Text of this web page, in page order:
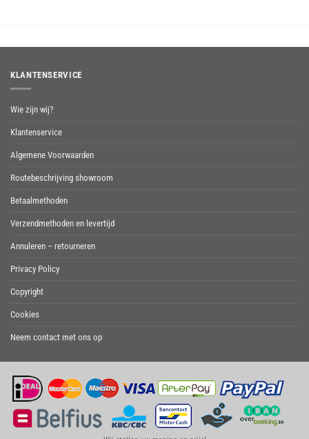
KLANTENSERVICE
Wie zijn wij?
Klantenservice
Algemene Voorwaarden
Routebeschrijving showroom
Betaalmethoden
Verzendmethoden en levertijd
Annuleren – retourneren
Privacy Policy
Copyright
Cookies
Neem contact met ons op